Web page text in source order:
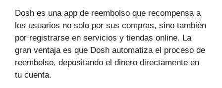
Dosh es una app de reembolso que recompensa a
los usuarios no solo por sus compras, sino también
por registrarse en servicios y tiendas online. La
gran ventaja es que Dosh automatiza el proceso de
reembolso, depositando el dinero directamente en
tu cuenta.